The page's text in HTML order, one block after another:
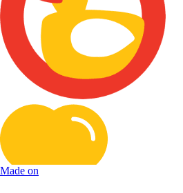
Made on